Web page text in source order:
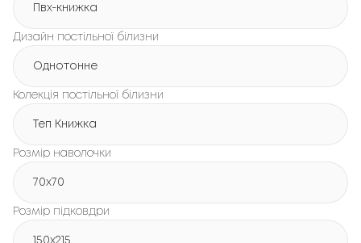
Пвх-книжка
Дизайн постільної білизни
Однотонне
Колекція постільної білизни
Теп Книжка
Розмір наволочки
70x70
Розмір підковдри
150х215